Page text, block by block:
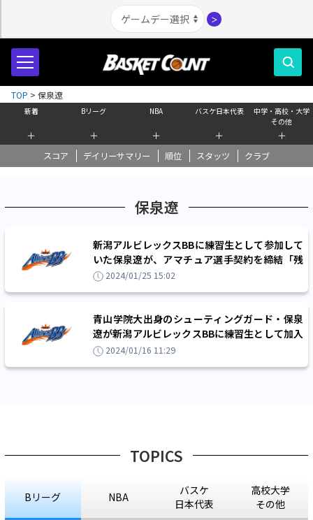
＞
新着
＋
Bリーグ
＋
NBA
＋
バスケ日本代表
＋
中学・高校・大学
その他
＋
スコア デイリーサマリー 順位 スタッツ クラブ
TOP > 保泉遼
保泉遼
新潟アルビレックスBBに練習生として参加して
いた保泉遼が、アマチュア選手契約を締結「残
りのシーズン全力を尽くします」
2024/01/25 15:02
青山学院大出身のシューティングガード・保泉
遼が新潟アルビレックスBBに練習生として加入
「憧れてきた夢の舞台まであと少し」
2024/01/16 11:29
TOPICS
Bリーグ NBA
バスケ
日本代表
高校大学
その他